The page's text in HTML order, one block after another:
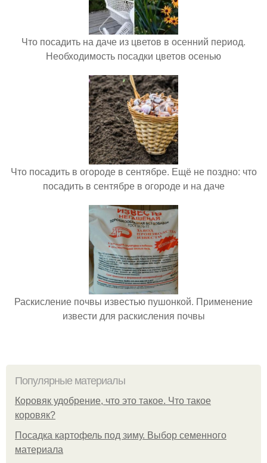
Что посадить на даче из цветов в осенний период.
Необходимость посадки цветов осенью
Что посадить в огороде в сентябре. Ещё не поздно: что
посадить в сентябре в огороде и на даче
Раскисление почвы известью пушонкой. Применение
извести для раскисления почвы
Популярные материалы
Коровяк удобрение, что это такое. Что такое
коровяк?
Посадка картофель под зиму. Выбор семенного
материала